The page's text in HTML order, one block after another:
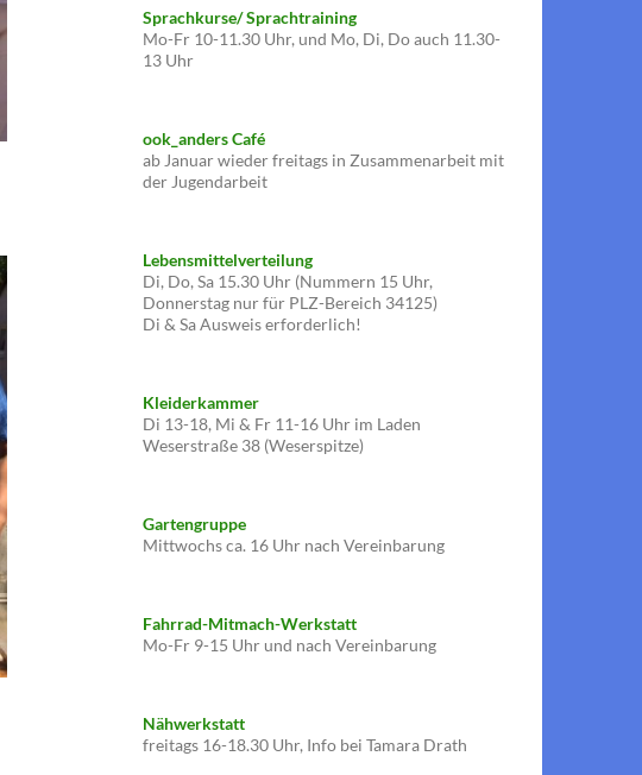
Sprachkurse/ Sprachtraining
Mo-Fr 10-11.30 Uhr, und Mo, Di, Do auch 11.30-
13 Uhr
ook_anders Café
ab Januar wieder freitags in Zusammenarbeit mit
der Jugendarbeit
Lebensmittelverteilung
Di, Do, Sa 15.30 Uhr (Nummern 15 Uhr,
Donnerstag nur für PLZ-Bereich 34125)
Di & Sa Ausweis erforderlich!
Kleiderkammer
Di 13-18, Mi & Fr 11-16 Uhr im Laden
Weserstraße 38 (Weserspitze)
Gartengruppe
Mittwochs ca. 16 Uhr nach Vereinbarung
Fahrrad-Mitmach-Werkstatt
Mo-Fr 9-15 Uhr und nach Vereinbarung
Nähwerkstatt
freitags 16-18.30 Uhr, Info bei Tamara Drath